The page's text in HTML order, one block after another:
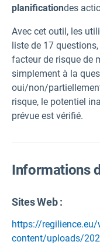
planificationdes
Avec cet outil, les
liste de 17
facteur de risque de
simplement à la
oui/non/
risque, le potentiel
prévue est vérifié.
Informations
Sites Web :
https://regilience.eu/
content/uploads/